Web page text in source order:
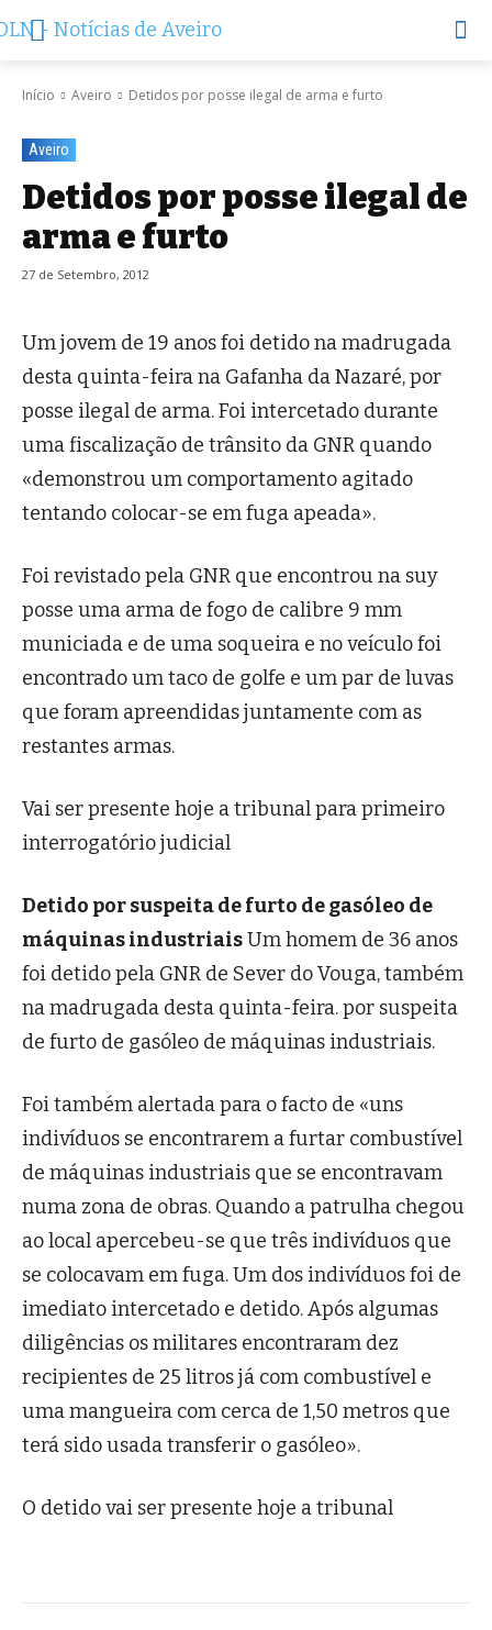
Início Aveiro Detidos por posse ilegal de arma e furto
Aveiro
Detidos por posse ilegal de
arma e furto
27 de Setembro, 2012
Um jovem de 19 anos foi detido na madrugada
desta quinta-feira na Gafanha da Nazaré, por
posse ilegal de arma. Foi intercetado durante
uma fiscalização de trânsito da GNR quando
«demonstrou um comportamento agitado
tentando colocar-se em fuga apeada».
Foi revistado pela GNR que encontrou na suy
posse uma arma de fogo de calibre 9 mm
municiada e de uma soqueira e no veículo foi
encontrado um taco de golfe e um par de luvas
que foram apreendidas juntamente com as
restantes armas.
Vai ser presente hoje a tribunal para primeiro
interrogatório judicial
Detido por suspeita de furto de gasóleo de
máquinas industriaisUm homem de 36 anos
foi detido pela GNR de Sever do Vouga, também
na madrugada desta quinta-feira. por suspeita
de furto de gasóleo de máquinas industriais.
Foi também alertada para o facto de «uns
indivíduos se encontrarem a furtar combustível
de máquinas industriais que se encontravam
numa zona de obras. Quando a patrulha chegou
ao local apercebeu-se que três indivíduos que
se colocavam em fuga. Um dos indivíduos foi de
imediato intercetado e detido. Após algumas
diligências os militares encontraram dez
recipientes de 25 litros já com combustível e
uma mangueira com cerca de 1,50 metros que
terá sido usada transferir o gasóleo».
O detido vai ser presente hoje a tribunal